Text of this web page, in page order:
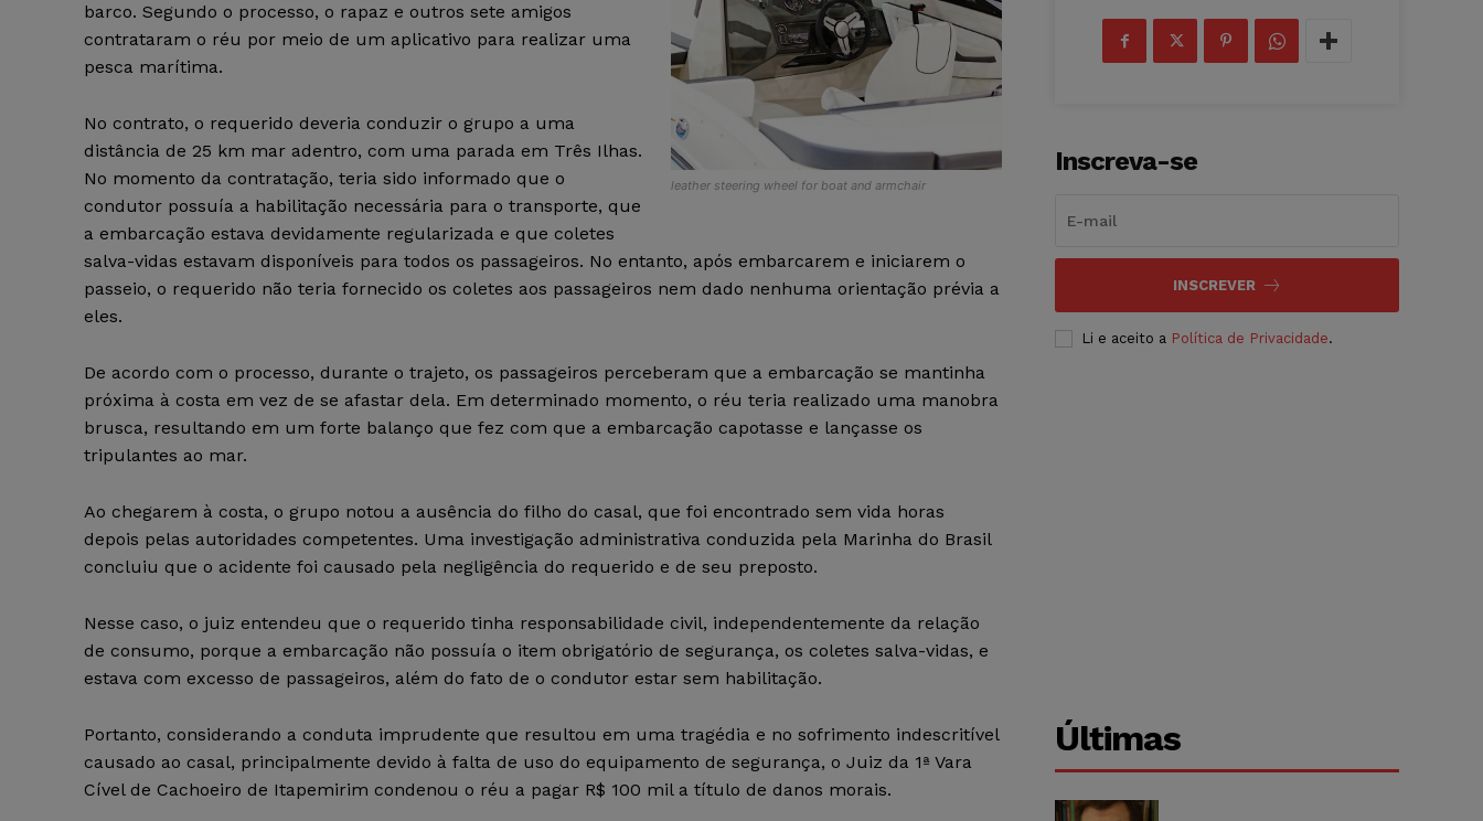
leather steering wheel for boat and armchair
barco. Segundo o processo, o rapaz e outros sete amigos
contrataram o réu por meio de um aplicativo para realizar uma
pesca marítima.
No contrato, o requerido deveria conduzir o grupo a uma
distância de 25 km mar adentro, com uma parada em Três Ilhas.
No momento da contratação, teria sido informado que o
condutor possuía a habilitação necessária para o transporte, que
a embarcação estava devidamente regularizada e que coletes
salva-vidas estavam disponíveis para todos os passageiros. No entanto, após embarcarem e iniciarem o
passeio, o requerido não teria fornecido os coletes aos passageiros nem dado nenhuma orientação prévia a
eles.
De acordo com o processo, durante o trajeto, os passageiros perceberam que a embarcação se mantinha
próxima à costa em vez de se afastar dela. Em determinado momento, o réu teria realizado uma manobra
brusca, resultando em um forte balanço que fez com que a embarcação capotasse e lançasse os
tripulantes ao mar.
Ao chegarem à costa, o grupo notou a ausência do filho do casal, que foi encontrado sem vida horas
depois pelas autoridades competentes. Uma investigação administrativa conduzida pela Marinha do Brasil
concluiu que o acidente foi causado pela negligência do requerido e de seu preposto.
Nesse caso, o juiz entendeu que o requerido tinha responsabilidade civil, independentemente da relação
de consumo, porque a embarcação não possuía o item obrigatório de segurança, os coletes salva-vidas, e
estava com excesso de passageiros, além do fato de o condutor estar sem habilitação.
Portanto, considerando a conduta imprudente que resultou em uma tragédia e no sofrimento indescritível
causado ao casal, principalmente devido à falta de uso do equipamento de segurança, o Juiz da 1ª Vara
Cível de Cachoeiro de Itapemirim condenou o réu a pagar R$ 100 mil a título de danos morais.
Inscreva-se
INSCREVER
Li e aceito a Política de Privacidade.
Últimas